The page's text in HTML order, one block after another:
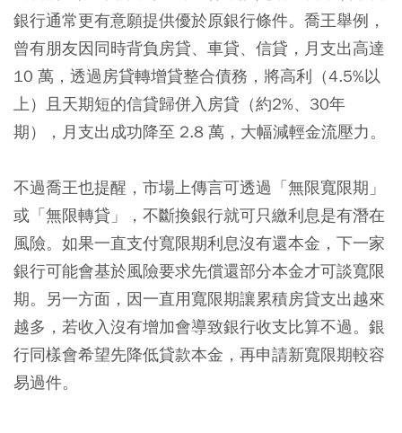
銀行通常更有意願提供優於原銀行條件。喬王舉例，
曾有朋友因同時背負房貸、車貸、信貸，月支出高達
10 萬，透過房貸轉增貸整合債務，將高利（4.5%以
上）且天期短的信貸歸併入房貸（約2%、30年
期），月支出成功降至 2.8 萬，大幅減輕金流壓力。
不過喬王也提醒，市場上傳言可透過「無限寬限期」
或「無限轉貸」，不斷換銀行就可只繳利息是有潛在
風險。如果一直支付寬限期利息沒有還本金，下一家
銀行可能會基於風險要求先償還部分本金才可談寬限
期。另一方面，因一直用寬限期讓累積房貸支出越來
越多，若收入沒有增加會導致銀行收支比算不過。銀
行同樣會希望先降低貸款本金，再申請新寬限期較容
易過件。